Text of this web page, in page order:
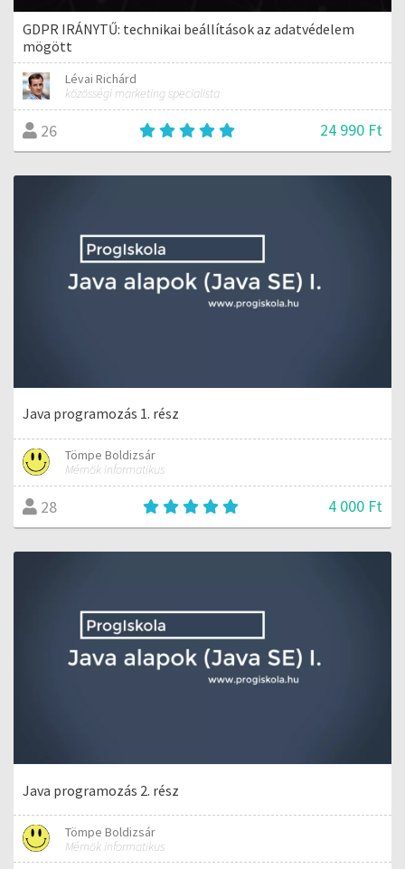
GDPR IRÁNYTŰ: technikai beállítások az adatvédelem
mögött
Lévai Richárd
közösségi marketing specialista
26 24 990 Ft
Java programozás 1. rész
Tömpe Boldizsár
Mérnök informatikus
28 4 000 Ft
Java programozás 2. rész
Tömpe Boldizsár
Mérnök informatikus